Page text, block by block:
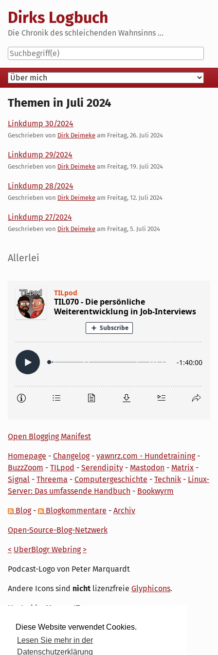
Diese Website verwendet Cookies.
Lesen Sie mehr in der
Datenschutzerklärung
content
Dirks Logbuch
Die Chronik des schleichenden Wahnsinns ...
Navigation
Themen in Juli 2024
Linkdump 30/2024
Geschrieben von Dirk Deimeke am Freitag, 26. Juli 2024
Linkdump 29/2024
Geschrieben von Dirk Deimeke am Freitag, 19. Juli 2024
Linkdump 28/2024
Geschrieben von Dirk Deimeke am Freitag, 12. Juli 2024
Linkdump 27/2024
Geschrieben von Dirk Deimeke am Freitag, 5. Juli 2024
Seitenleiste
Allerlei
Open Blogging Manifest
Homepage - Changelog- yawnrz.com - Hundetraining-
BuzzZoom - TILpod - Serendipity - Mastodon - Matrix -
Signal - Threema - Computergeschichte - Technik - Linux-
Server: Das umfassende Handbuch - Bookwyrm
Blog- Blogkommentare - Archiv
Open-Source-Blog-Netzwerk
< UberBlogr Webring >
Podcast-Logo von Peter Marquardt
Andere Icons sind nicht lizenzfreie Glyphicons.
Hosted by My own IT.